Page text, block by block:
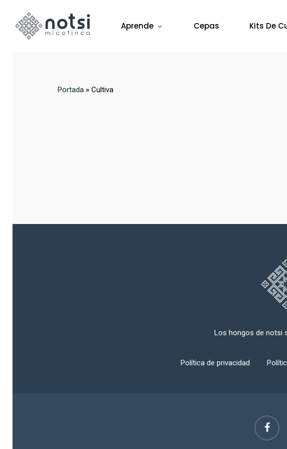
main
content
Aprende Cepas Kits De
Portada » Cultiva
Los hongos de notsi
Política de privacidad
facebook